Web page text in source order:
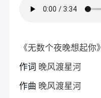
《无数个夜晚想起你》
作词 晚风渡星河
作曲 晚风渡星河